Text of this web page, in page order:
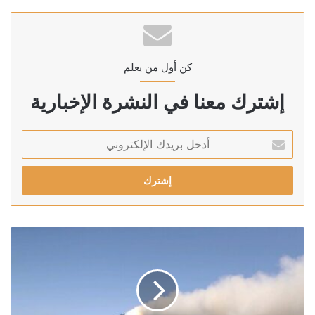
كن أول من يعلم
إشترك معنا في النشرة الإخبارية
بريدك
الإلكتروني